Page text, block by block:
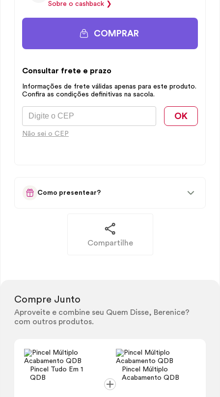
Sobre o cashback ❯
COMPRAR
Consultar frete e prazo
Informações de frete válidas apenas para este produto.
Confira as condições definitivas na sacola.
OK
Não sei o CEP
Como presentear?
Compartilhe
Compre Junto
Aproveite e combine seu Quem Disse, Berenice?
com outros produtos.
Pincel Tudo Em 1
QDB
Pincel Múltiplo
Acabamento QDB